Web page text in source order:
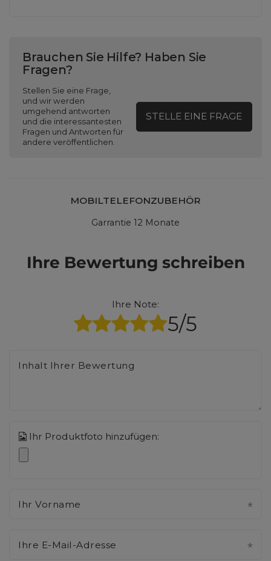
Brauchen Sie Hilfe? Haben Sie
Fragen?
Stellen Sie eine Frage,
und wir werden
umgehend antworten
und die interessantesten
Fragen und Antworten für
andere veröffentlichen.
STELLE EINE FRAGE
MOBILTELEFONZUBEHÖR
Garrantie 12 Monate
Ihre Bewertung schreiben
Ihre Note:
5/5
Inhalt Ihrer Bewertung
Ihr Produktfoto hinzufügen:
Ihr Vorname
Ihre E-Mail-Adresse